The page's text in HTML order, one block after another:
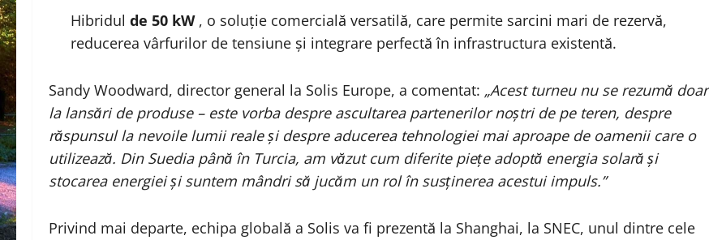
Hibridul de 50 kW, o soluție comercială versatilă, care permite sarcini mari de rezervă,
reducerea vârfurilor de tensiune și integrare perfectă în infrastructura existentă.
Sandy Woodward, director general la Solis Europe, a comentat: „Acest turneu nu se rezumă doar
la lansări de produse – este vorba despre ascultarea partenerilor noștri de pe teren, despre
răspunsul la nevoile lumii reale și despre aducerea tehnologiei mai aproape de oamenii care o
utilizează. Din Suedia până în Turcia, am văzut cum diferite piețe adoptă energia solară și
stocarea energiei și suntem mândri să jucăm un rol în susținerea acestui impuls.”
Privind mai departe, echipa globală a Solis va fi prezentă la Shanghai, la SNEC, unul dintre cele